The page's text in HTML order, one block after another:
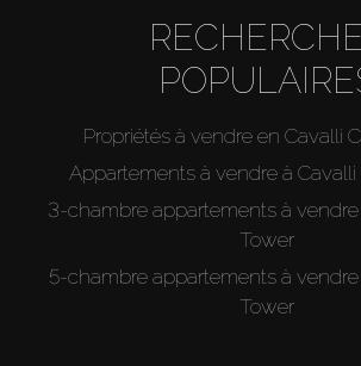
Propriétés à vendre en Cavalli
Appartements à vendre à Cavalli
3-chambre appartements à vendre
Tower
5-chambre appartements à vendre
Tower